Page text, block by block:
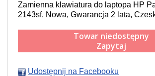
Zamienna klawiatura do laptopa HP
2143sf, Nowa, Gwarancja 2 lata,
Towar niedostępny
Zapytaj
Udostępnij na Facebooku